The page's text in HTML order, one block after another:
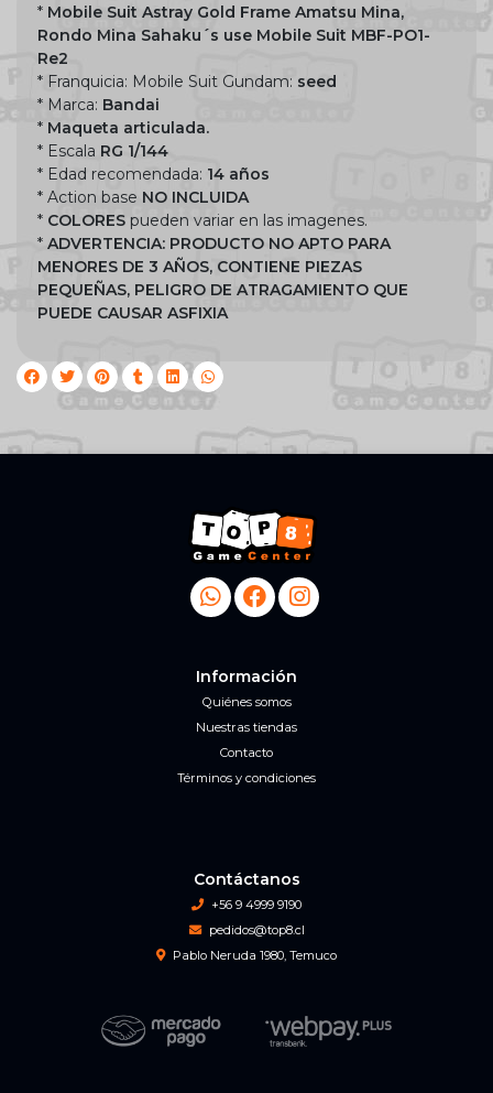
* Mobile Suit Astray Gold Frame Amatsu Mina,
Rondo Mina Sahaku´s use Mobile Suit MBF-PO1-
Re2
* Franquicia: Mobile Suit Gundam: seed
* Marca: Bandai
* Maqueta articulada.
* Escala RG 1/144
* Edad recomendada: 14 años
* Action base NO INCLUIDA
* COLORES pueden variar en las imagenes.
* ADVERTENCIA: PRODUCTO NO APTO PARA
MENORES DE 3 AÑOS, CONTIENE PIEZAS
PEQUEÑAS, PELIGRO DE ATRAGAMIENTO QUE
PUEDE CAUSAR ASFIXIA
Información
Quiénes somos
Nuestras tiendas
Contacto
Términos y condiciones
Contáctanos
+56 9 4999 9190
pedidos@top8.cl
Pablo Neruda 1980, Temuco